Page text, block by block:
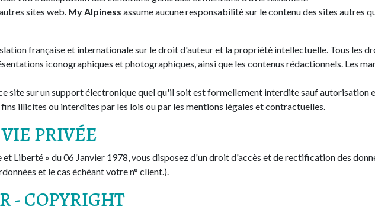
sites web. My Alpiness assume aucune responsabilité sur le contenu des sites autres
française et internationale sur le droit d'auteur et la propriété intellectuelle. Tous les
iconographiques et photographiques, ainsi que les contenus rédactionnels. Les
site sur un support électronique quel qu'il soit est formellement interdite sauf autorisation
illicites ou interdites par les lois ou par les mentions légales et contractuelles.
PRIVÉE
Liberté » du 06 Janvier 1978, vous disposez d'un droit d'accès et de rectification des
et le cas échéant votre n° client.).
- COPYRIGHT